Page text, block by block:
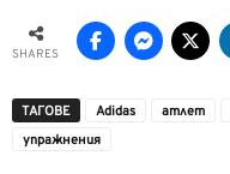
SHARES
ТАГОВЕ Adidas атлет
упражнения